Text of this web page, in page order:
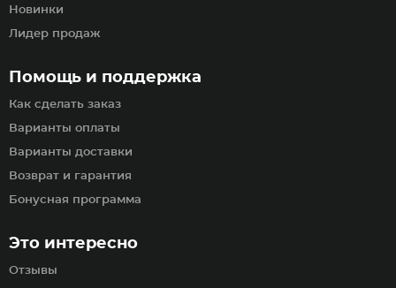
Помощь и поддержка
Как сделать заказ
Варианты оплаты
Варианты доставки
Возврат и гарантия
Бонусная программа
Новинки
Лидер продаж
Это интересно
Отзывы